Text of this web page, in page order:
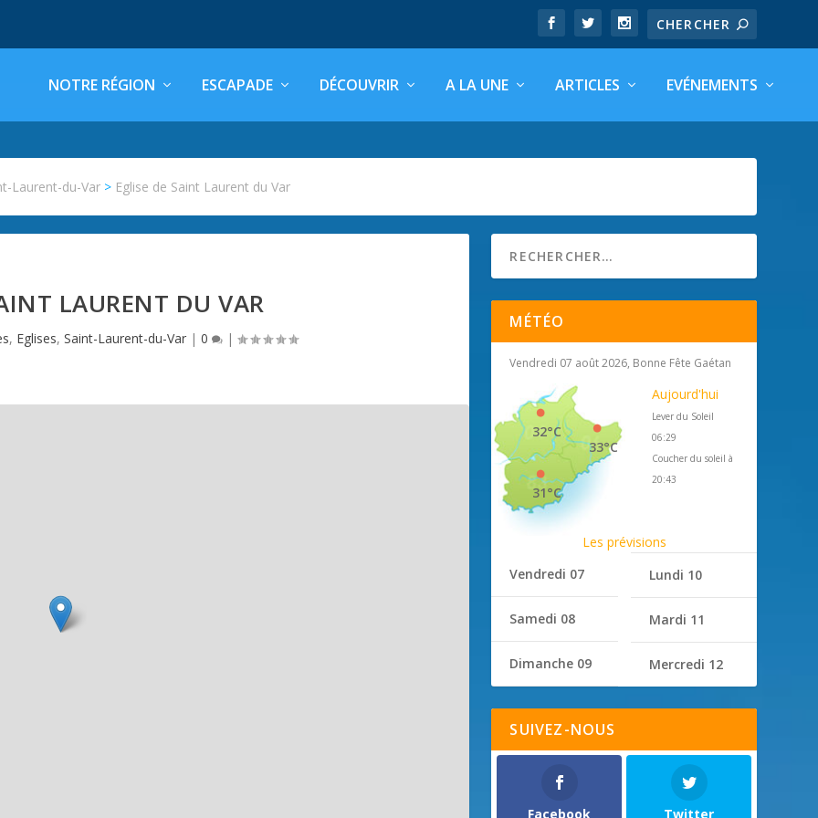
NOTRE RÉGION ESCAPADE DÉCOUVRIR A LA UNE ARTICLES EVÉNEMENTS
Laurent-du-Var > Eglise de Saint Laurent du Var
LAURENT DU VAR
, Eglises, Saint-Laurent-du-Var| 0 |
MÉTÉO
Vendredi 07 août 2026, Bonne Fête Gaétan
33°C
32°C
31°C
Aujourd'hui
Lever du Soleil
06:29
Coucher du soleil à
20:43
Les prévisions
Vendredi 07
Samedi 08
Dimanche 09
Lundi 10
Mardi 11
Mercredi 12
SUIVEZ-NOUS
Facebook Twitter